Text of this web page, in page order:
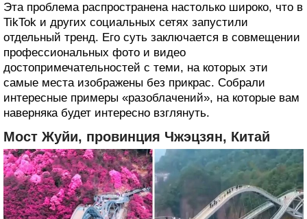
Эта проблема распространена настолько широко, что в
TikTok и других социальных сетях запустили
отдельный тренд. Его суть заключается в совмещении
профессиональных фото и видео
достопримечательностей с теми, на которых эти
самые места изображены без прикрас. Собрали
интересные примеры «разоблачений», на которые вам
наверняка будет интересно взглянуть.
Мост Жуйи, провинция Чжэцзян, Китай